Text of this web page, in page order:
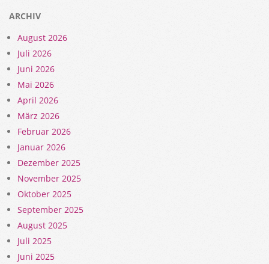
ARCHIV
August 2026
Juli 2026
Juni 2026
Mai 2026
April 2026
März 2026
Februar 2026
Januar 2026
Dezember 2025
November 2025
Oktober 2025
September 2025
August 2025
Juli 2025
Juni 2025